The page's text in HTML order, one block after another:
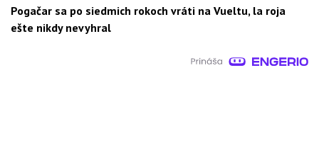
Pogačar sa po siedmich rokoch vráti na Vueltu, la roja
ešte nikdy nevyhral